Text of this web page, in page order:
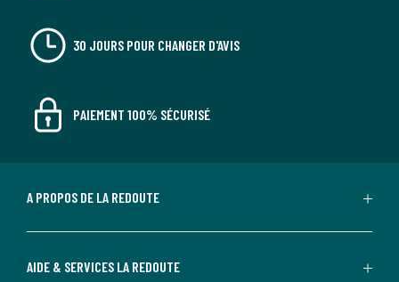
30 JOURS POUR CHANGER D'AVIS
PAIEMENT 100% SÉCURISÉ
A PROPOS DE LA REDOUTE
AIDE & SERVICES LA REDOUTE